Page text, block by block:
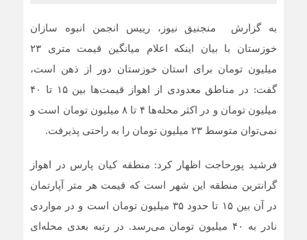
به گزارش منجنیق نیوز، رییس انجمن انبوه سازان
خوزستان با بیان اینکه اعلام میانگین قیمت متری ۲۳
میلیون تومان برای استان خوزستان دور از ذهن است،
گفت: در مناطق معدودی از اهواز قیمت‌ها بین ۱۵ تا ۴۰
میلیون تومان و در اکثر محله‌ها ۴ تا ۸ میلیون تومان است و
نمی‌توان متوسط ۲۳ میلیون تومان را به راحتی پذیرفت.
فرشید پورحاجت اظهار کرد: منطقه کیان پارس در اهواز
گرانترین منطقه این شهر است که قیمت هر متر آپارتمان
در آن بین ۱۵ تا حدود ۳۵ میلیون تومان است و در مواردی
نادر به ۴۰ میلیون تومان می‌رسد. در رتبه بعدی محله‌ای